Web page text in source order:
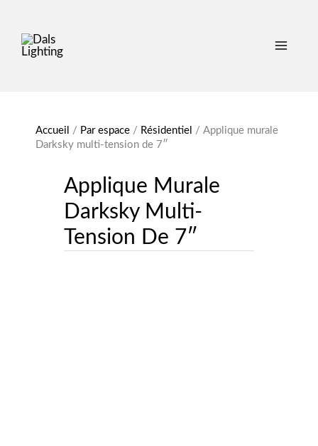
Accueil / Par espace / Résidentiel / Applique murale
Darksky multi-tension de 7″
Applique Murale
Darksky Multi-
Tension De 7″